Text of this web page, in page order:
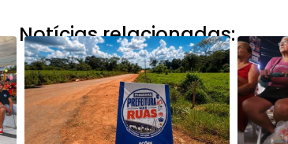
Notícias relacionadas: